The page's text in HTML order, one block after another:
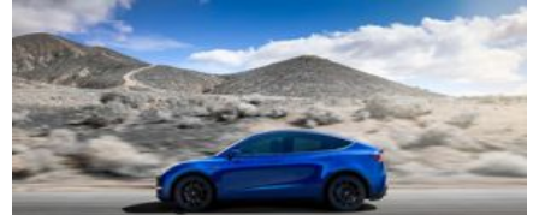
საზღვარზე შეფერხებაა:
დეტალები
კატეგორიის ყველა სიახლე